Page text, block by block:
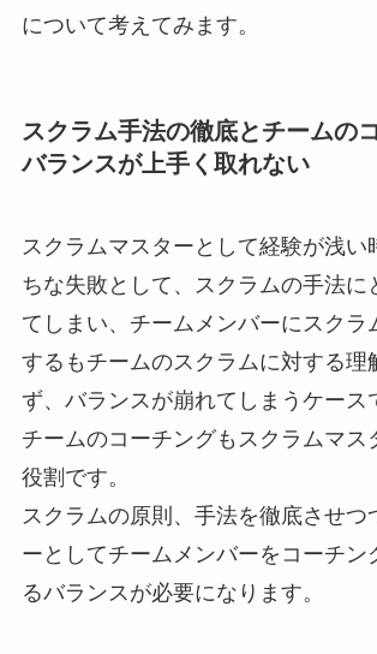
について考えてみます。
スクラム手法の徹底とチームの
バランスが上手く取れない
スクラムマスターとして経験が浅い
ちな失敗として、スクラムの手法に
てしまい、チームメンバーにスクラ
するもチームのスクラムに対する理
ず、バランスが崩れてしまうケース
チームのコーチングもスクラムマス
役割です。
スクラムの原則、手法を徹底させつ
ーとしてチームメンバーをコーチン
るバランスが必要になります。